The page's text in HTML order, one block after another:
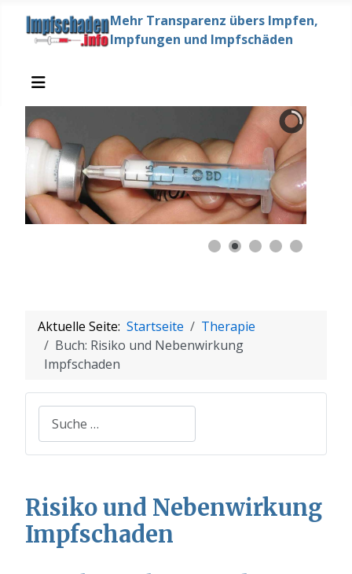
Mehr Transparenz übers Impfen,
Impfungen und Impfschäden
Aktuelle Seite: Startseite
Therapie
Buch: Risiko und Nebenwirkung
Impfschaden
Suchen
Risiko und Nebenwirkung
Impfschaden